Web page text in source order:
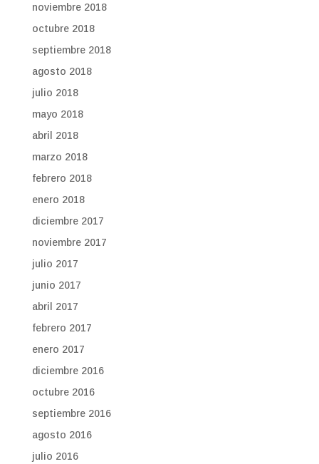
noviembre 2018
octubre 2018
septiembre 2018
agosto 2018
julio 2018
mayo 2018
abril 2018
marzo 2018
febrero 2018
enero 2018
diciembre 2017
noviembre 2017
julio 2017
junio 2017
abril 2017
febrero 2017
enero 2017
diciembre 2016
octubre 2016
septiembre 2016
agosto 2016
julio 2016